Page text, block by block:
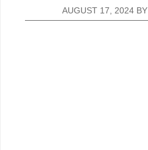
AUGUST 17, 2024 BY